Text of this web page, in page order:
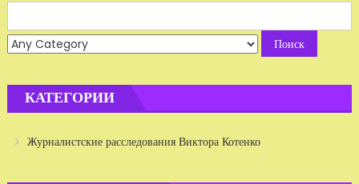
for:
КАТЕГОРИИ
Журналистские расследования Виктора Котенко